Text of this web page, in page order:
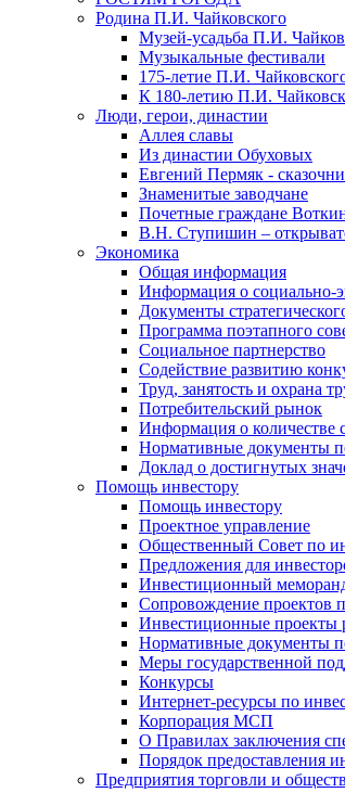
Родина П.И. Чайковского
Музей-усадьба П.И.
Музыкальные фестивали
175-летие П.И.
К 180-летию П.И.
Люди, герои, династии
Аллея славы
Из династии Обуховых
Евгений Пермяк -
Знаменитые заводчане
Почетные граждане
В.Н. Ступишин –
Экономика
Общая информация
Информация о социально-
Документы
Программа поэтапного
Социальное партнерство
Содействие развитию
Труд, занятость и охрана
Потребительский рынок
Информация о количестве
Нормативные документы
Доклад о достигнутых
Помощь инвестору
Помощь инвестору
Проектное управление
Общественный Совет по
Предложения для
Инвестиционный
Сопровождение проектов
Инвестиционные проекты
Нормативные документы
Меры государственной
Конкурсы
Интернет-ресурсы по
Корпорация МСП
О Правилах заключения
Порядок предоставления
Предприятия торговли и